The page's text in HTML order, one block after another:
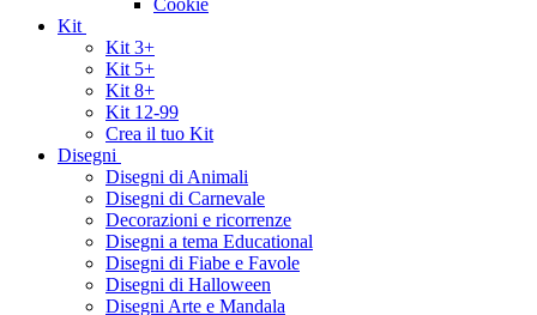
Cookie
Kit
Kit 3+
Kit 5+
Kit 8+
Kit 12-99
Crea il tuo Kit
Disegni
Disegni di Animali
Disegni di Carnevale
Decorazioni e ricorrenze
Disegni a tema Educational
Disegni di Fiabe e Favole
Disegni di Halloween
Disegni Arte e Mandala